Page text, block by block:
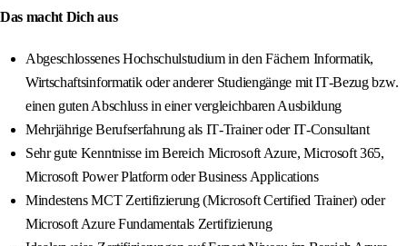
Das macht Dich aus
Abgeschlossenes Hochschulstudium in den Fächern Informatik,
Wirtschaftsinformatik oder anderer Studiengänge mit IT‑Bezug bzw.
einen guten Abschluss in einer vergleichbaren Ausbildung
Mehrjährige Berufserfahrung als IT‑Trainer oder IT‑Consultant
Sehr gute Kenntnisse im Bereich Microsoft Azure, Microsoft 365,
Microsoft Power Platform oder Business Applications
Mindestens MCT Zertifizierung (Microsoft Certified Trainer) oder
Microsoft Azure Fundamentals Zertifizierung